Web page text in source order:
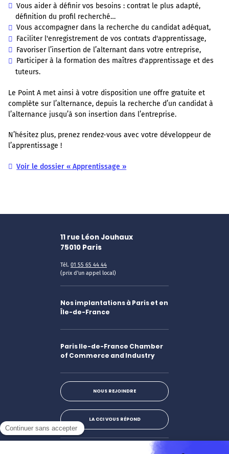
Vous aider à définir vos besoins : contrat le plus adapté,
définition du profil recherché…
Vous accompagner dans la recherche du candidat adéquat,
Faciliter l'enregistrement de vos contrats d'apprentissage,
Favoriser l’insertion de l’alternant dans votre entreprise,
Participer à la formation des maîtres d'apprentissage et des
tuteurs.
Le Point A met ainsi à votre disposition une offre gratuite et
complète sur l’alternance, depuis la recherche d’un candidat à
l’alternance jusqu’à son insertion dans l’entreprise.
N’hésitez plus, prenez rendez-vous avec votre développeur de
l’apprentissage !
Voir le dossier « Apprentissage »
11 rue Léon Jouhaux
75010 Paris
Tél. 01 55 65 44 44
(prix d'un appel local)
Nos implantations à Paris et en
Île-de-France
Paris Ile-de-France Chamber
of Commerce and Industry
NOUS REJOINDRE
LA CCI VOUS RÉPOND
Instagram